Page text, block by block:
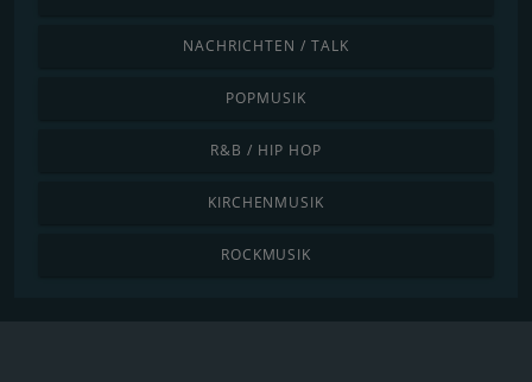
NACHRICHTEN / TALK
POPMUSIK
R&B / HIP HOP
KIRCHENMUSIK
ROCKMUSIK